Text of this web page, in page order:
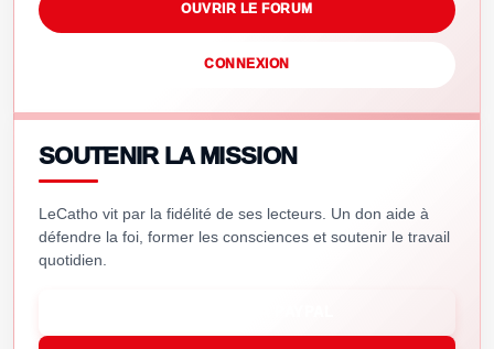
OUVRIR LE FORUM
CONNEXION
SOUTENIR LA MISSION
LeCatho vit par la fidélité de ses lecteurs. Un don aide à
défendre la foi, former les consciences et soutenir le travail
quotidien.